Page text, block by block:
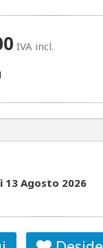
IVA incl.
13 Agosto 2026